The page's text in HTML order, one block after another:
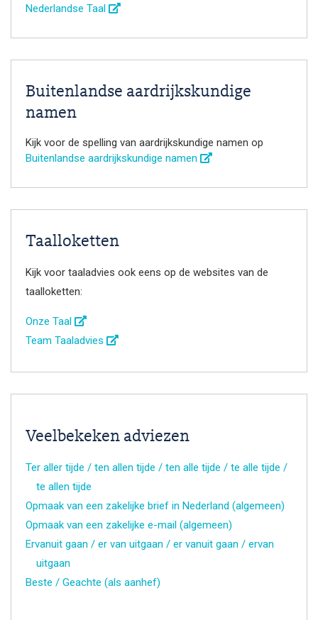
Nederlandse Taal
Buitenlandse aardrijkskundige
namen
Kijk voor de spelling van aardrijkskundige namen op
Buitenlandse aardrijkskundige namen
Taalloketten
Kijk voor taaladvies ook eens op de websites van de
taalloketten:
Onze Taal
Team Taaladvies
Veelbekeken adviezen
Ter aller tijde / ten allen tijde / ten alle tijde / te alle tijde /
te allen tijde
Opmaak van een zakelijke brief in Nederland (algemeen)
Opmaak van een zakelijke e-mail (algemeen)
Ervanuit gaan / er van uitgaan / er vanuit gaan / ervan
uitgaan
Beste / Geachte (als aanhef)